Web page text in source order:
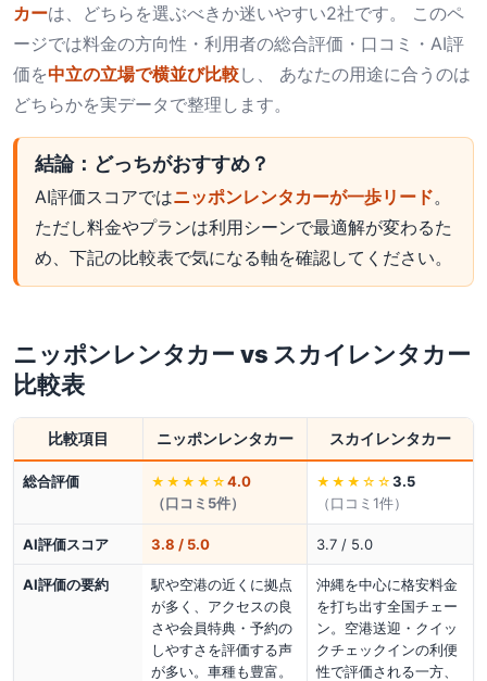
カーは、どちらを選ぶべきか迷いやすい2社です。 このペ
ージでは料金の方向性・利用者の総合評価・口コミ・AI評
価を中立の立場で横並び比較し、 あなたの用途に合うのは
どちらかを実データで整理します。
結論：どっちがおすすめ？
AI評価スコアではニッポンレンタカーが一歩リード。
ただし料金やプランは利用シーンで最適解が変わるた
め、下記の比較表で気になる軸を確認してください。
ニッポンレンタカー vs スカイレンタカー
比較表
比較項目 ニッポンレンタカー スカイレンタカー
総合評価 ★★★★ ☆ 4.0
（口コミ 5件）
★★★ ☆☆ 3.5
（口コミ 1件）
AI評価スコア 3.8 / 5.0 3.7 / 5.0
AI評価の要約
駅や空港の近くに拠点
が多く、アクセスの良
さや会員特典・予約の
しやすさを評価する声
が多い。車種も豊富。
沖縄を中心に格安料金
を打ち出す全国チェー
ン。空港送迎・クイッ
クチェックインの利便
性で評価される一方、